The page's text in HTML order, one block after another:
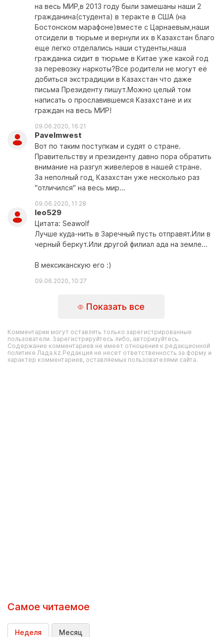
на весь МИР,в 2013 году были замешаны наши 2
гражданина(студента) в теракте в США (на
Бостонском марафоне)вместе с Царнаевым,наши
отсидели в тюрьме и вернули их в Казахстан благо
еще легко отделались наши студенты,наша
гражданка сидит в тюрьме в Китае уже какой год
за перевозку наркоты?Все родители не могут её
добиться экстрадиции в Казахстан что даже
письма Президенту пишут.Можно целый том
написать о прославившемся Казахстане и их
граждан на весь МИР!
09.06.2020, 16:21
Pavelmwest
Вот по таким поступкам и судят о стране.
Правительству и президенту давно пора обратить
внимание на разгул живелеров в нашей стране.
За неполный год, Казахстан уже несколько раз
"отличился" на весь мир...
09.06.2020, 11:28
leo529
Цитата: Seawolf
Лучше куда-нить в Заречный пусть отправят.Или в
черный беркут.Или другой филиал ада на земле...
В мексиканскую его :)
09.06.2020, 10:27
Показать все
Комментарии могут оставлять только зарегистрированные
пользователи. Зарегистрируйтесь либо, авторизуйтесь.
Содержание комментариев не имеет отношения к редакционной
политике Лада.kz.Редакция не несет ответственность за форму и
характер комментариев, оставляемых пользователями сайта.
Самое читаемое
Неделя Месяц